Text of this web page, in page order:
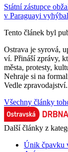
Státní zástupce
v Paraguayi
Tento článek byl
Ostrava je syrová,
ví. Přináší zprávy,
města, protesty,
Nehraje si na
Vedle
Všechny články
Další články z
Únik čpavku